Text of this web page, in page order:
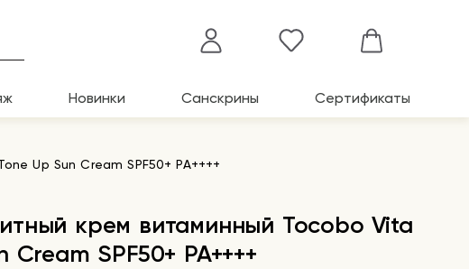
Новинки Санскрины Сертификаты
Up Sun Cream SPF50+ PA++++
крем витаминный Tocobo Vita
Cream SPF50+ PA++++